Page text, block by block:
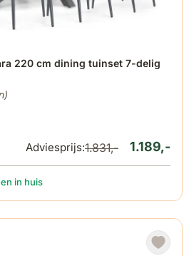
220 cm dining tuinset 7-delig
van de gekozen opties op de
1.189,-
Adviesprijs:1.831,-
in huis